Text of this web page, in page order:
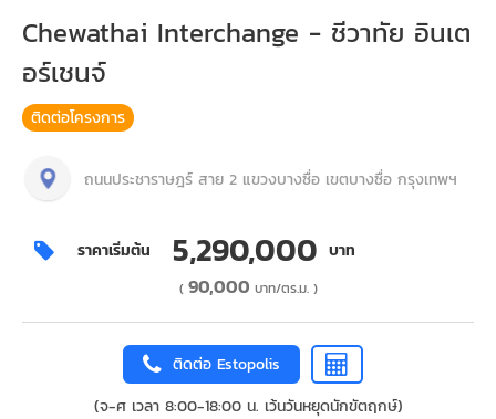
Chewathai Interchange - ชีวาทัย อินเต
อร์เชนจ์
ติดต่อโครงการ
ถนนประชาราษฎร์ สาย 2 แขวงบางซื่อ เขตบางซื่อ กรุงเทพฯ
ราคาเริ่มต้น 5,290,000 บาท
( 90,000 บาท/ตร.ม. )
ติดต่อ Estopolis
(จ-ศ เวลา 8:00-18:00 น. เว้นวันหยุดนักขัตฤกษ์)